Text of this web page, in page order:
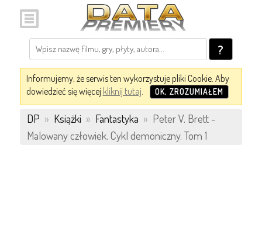
?
Informujemy, że serwis ten wykorzystuje pliki Cookie. Aby
dowiedzieć się więcej kliknij tutaj. OK, ZROZUMIAŁEM
DP » Książki » Fantastyka » Peter V. Brett -
Malowany człowiek. Cykl demoniczny. Tom 1